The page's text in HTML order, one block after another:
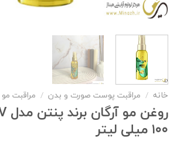
خانه / مراقبت پوست صورت و بدن / مراقبت مو
۱۰۰ میلی لیتر